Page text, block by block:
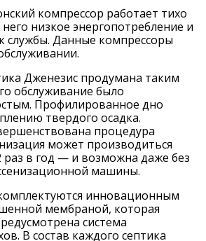
компрессор работает тихо
низкое энергопотребление и
службы. Данные компрессоры
Дженезис продумана таким
обслуживание было
Профилированное дно
твердого осадка.
процедура
может производиться
в год — и возможна даже без
машины.
инновационным
мембраной, которая
система
В состав каждого септика